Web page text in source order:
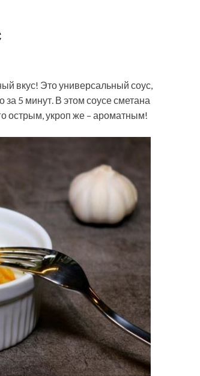
вкус! Это универсальный соус,
за 5 минут. В этом соусе сметана
острым, укроп же – ароматным!